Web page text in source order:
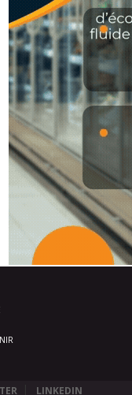
LINKEDIN